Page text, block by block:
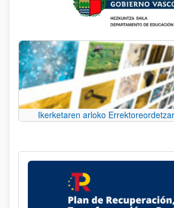
Ikerketaren arloko